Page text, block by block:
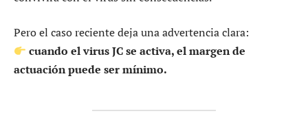
Pero el caso reciente deja una advertencia clara:
cuando el virus JC se activa, el margen de
actuación puede ser mínimo.